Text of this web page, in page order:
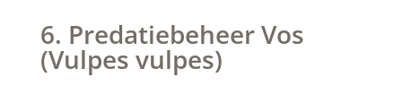
6. Predatiebeheer Vos
(Vulpes vulpes)